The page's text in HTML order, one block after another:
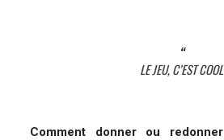
LE JEU, C’EST COOL
Comment donner ou